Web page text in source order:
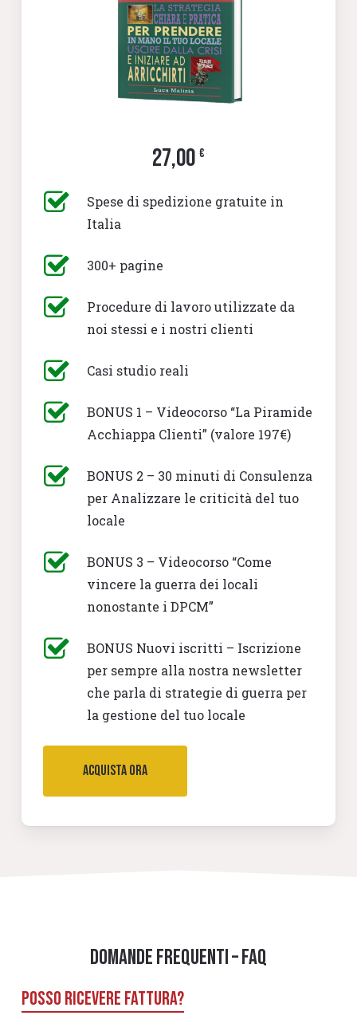
27,00 €
Spese di spedizione gratuite in
Italia
300+ pagine
Procedure di lavoro utilizzate da
noi stessi e i nostri clienti
Casi studio reali
BONUS 1 – Videocorso “La Piramide
Acchiappa Clienti” (valore 197€)
BONUS 2 – 30 minuti di Consulenza
per Analizzare le criticità del tuo
locale
BONUS 3 – Videocorso “Come
vincere la guerra dei locali
nonostante i DPCM”
BONUS Nuovi iscritti – Iscrizione
per sempre alla nostra newsletter
che parla di strategie di guerra per
la gestione del tuo locale
Acquista ora
Domande Frequenti – FAQ
Posso ricevere fattura?